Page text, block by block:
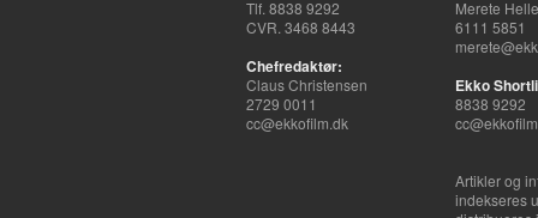
Tlf. 8838 9292
CVR. 3468 8443
Chefredaktør:
Claus Christensen
2729 0011
cc@ekkofilm.dk
Merete
6111 5851
Ekko
8838 9292
Artikler og
indekseres